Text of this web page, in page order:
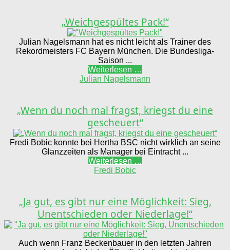
„Weichgespültes Pack!“
Julian Nagelsmann hat es nicht leicht als Trainer des
Rekordmeisters FC Bayern München. Die Bundesliga-
Saison ...
Weiterlesen …
Julian Nagelsmann
„Wenn du noch mal fragst, kriegst du eine
gescheuert“
Fredi Bobic konnte bei Hertha BSC nicht wirklich an seine
Glanzzeiten als Manager bei Eintracht ...
Weiterlesen …
Fredi Bobic
„Ja gut, es gibt nur eine Möglichkeit: Sieg,
Unentschieden oder Niederlage!“
Auch wenn Franz Beckenbauer in den letzten Jahren